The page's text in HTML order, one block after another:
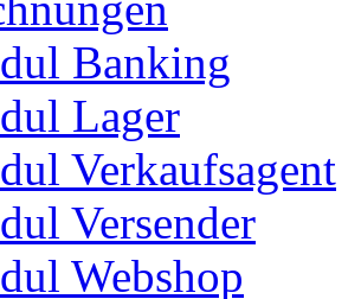
Banking
Lager
Verkaufsagent
Versender
Webshop